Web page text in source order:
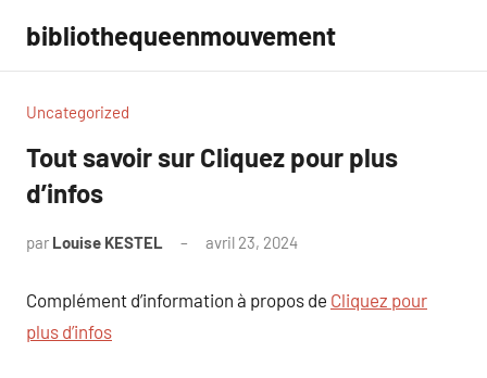
contenu
bibliothequeenmouvement
Uncategorized
Tout savoir sur Cliquez pour plus
d’infos
par Louise KESTEL avril 23, 2024
Complément d’information à propos de Cliquez pour
plus d’infos